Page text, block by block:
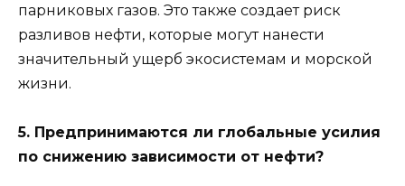
парниковых газов. Это также создает риск
разливов нефти, которые могут нанести
значительный ущерб экосистемам и морской
жизни.
5. Предпринимаются ли глобальные усилия
по снижению зависимости от нефти?